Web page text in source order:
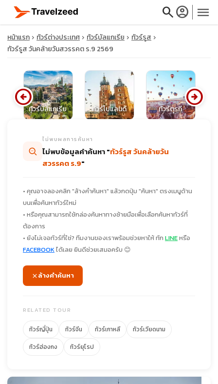
searchaccount_circle menu
close
travel_explore
หน้าแรก ทัวร์ต่างประเทศ ทัวร์บัลแกเรีย
ทัวร์รูส
ทัวร์รูส วันคล้ายวันสวรรคต ร.9 2569
ทัวร์บัลแกเรีย ทัวร์โปแลนด์ ทัวร์ตุรกี
arrow_circle_left arrow_circle_right
ไม่พบผลการค้นหา
ไม่พบข้อมูลคำค้นหา "ทัวร์รูส วันคล้ายวัน
สวรรคต ร.9"
• คุณอาจลองคลิก "ล้างคำค้นหา" แล้วกดปุ่ม "ค้นหา" ตรงเมนูด้าน
บนเพื่อค้นหาทัวร์ใหม่
• หรือคุณสามารถใช้กล่องค้นหาทางซ้ายมือเพื่อเลือกค้นหาทัวร์ที่
ต้องการ
• ยังไม่เจอทัวร์ที่ใช่? ทีมงานของเราพร้อมช่วยหาให้ ทัก LINEหรือ
FACEBOOKได้เลย ยินดีช่วยเสมอครับ 😊
ล้างคำค้นหา
RELATED TOUR
ทัวร์ญี่ปุ่น ทัวร์จีน ทัวร์เกาหลี
ทัวร์เวียดนาม
ทัวร์ฮ่องกง
ทัวร์ยุโรป